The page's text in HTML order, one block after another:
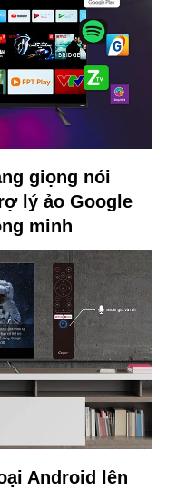
giọng nói
lý ảo Google
minh
Android lên